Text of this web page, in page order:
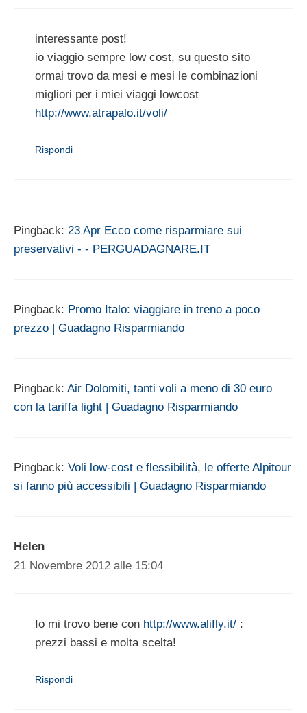
interessante post!
io viaggio sempre low cost, su questo sito
ormai trovo da mesi e mesi le combinazioni
migliori per i miei viaggi lowcost
http://www.atrapalo.it/voli/
Rispondi
Pingback: 23 Apr Ecco come risparmiare sui
preservativi - - PERGUADAGNARE.IT
Pingback: Promo Italo: viaggiare in treno a poco
prezzo | Guadagno Risparmiando
Pingback: Air Dolomiti, tanti voli a meno di 30 euro
con la tariffa light | Guadagno Risparmiando
Pingback: Voli low-cost e flessibilità, le offerte Alpitour
si fanno più accessibili | Guadagno Risparmiando
Helen
21 Novembre 2012 alle 15:04
Io mi trovo bene con http://www.alifly.it/ :
prezzi bassi e molta scelta!
Rispondi